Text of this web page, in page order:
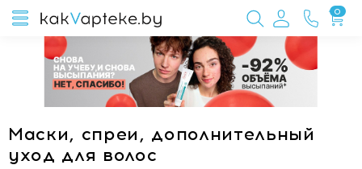
0
Маски, спреи, дополнительный
уход для волос